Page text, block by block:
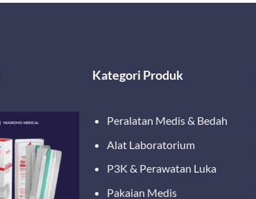
Kategori Produk
Peralatan Medis & Bedah
Alat Laboratorium
P3K & Perawatan Luka
Pakaian Medis